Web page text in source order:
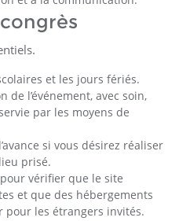
et les jours fériés.
de l’événement, avec soin,
par les moyens de
si vous désirez réaliser
prisé.
vérifier que le site
et que des hébergements
les étrangers invités.